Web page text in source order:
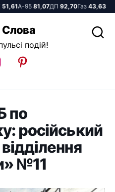
А-9581,07ДП92,70Газ43,63
подій!
по
російський
№11